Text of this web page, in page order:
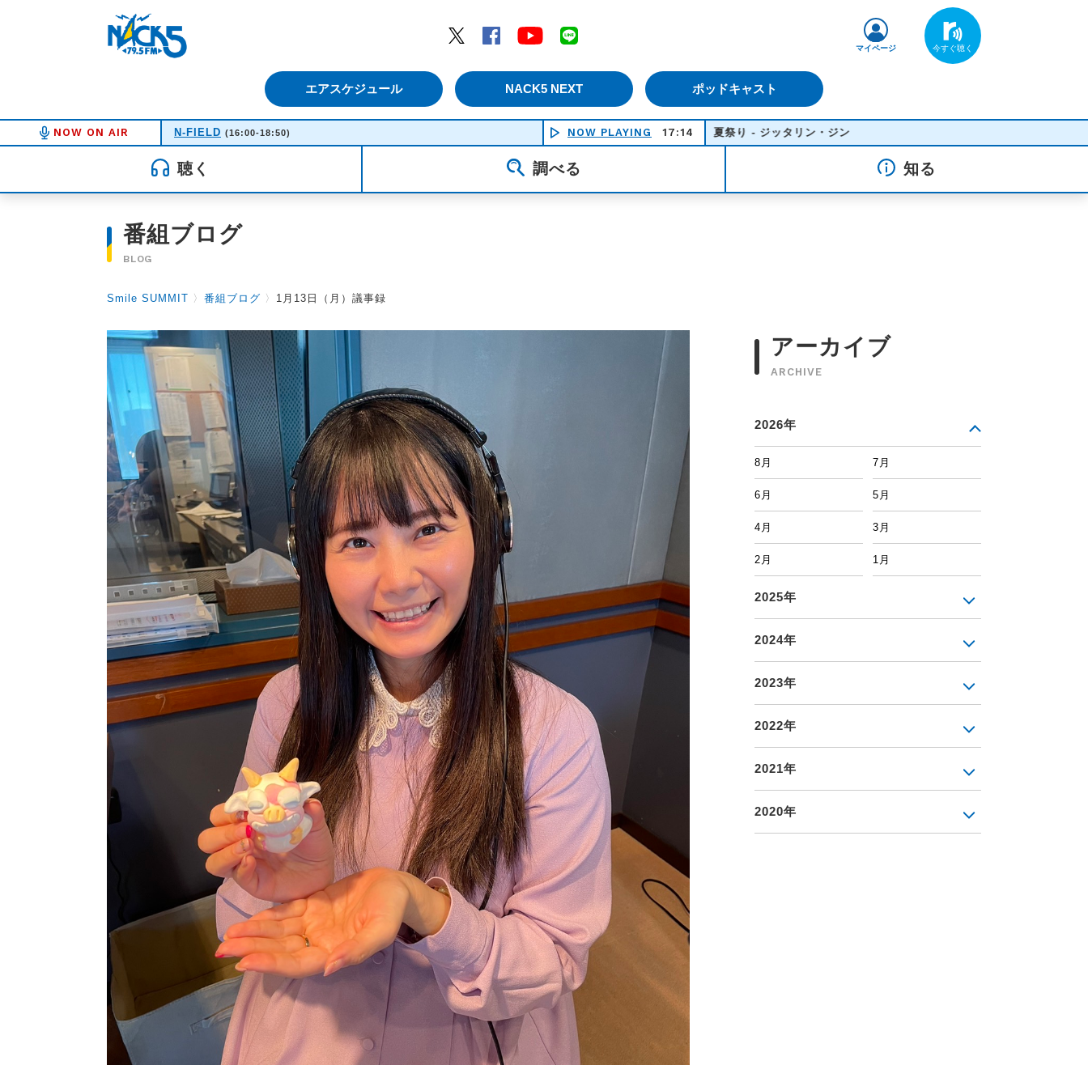
Twitter
Facebook YouTube
エアスケジュール NACK5 NEXT ポッドキャスト
マイページ
NOW ON AIR N-FIELD (16:00-18:50) NOW PLAYING 17:14
夏祭り - ジッタリン・ジン
聴く 調べる 知る
番組ブログ
BLOG
Smile SUMMIT 〉 番組ブログ 〉 1月13日（月）議事録
アーカイブ
ARCHIVE
2026年
8月 7月
6月 5月
4月 3月
2月 1月
2025年
2024年
2023年
2022年
2021年
2020年